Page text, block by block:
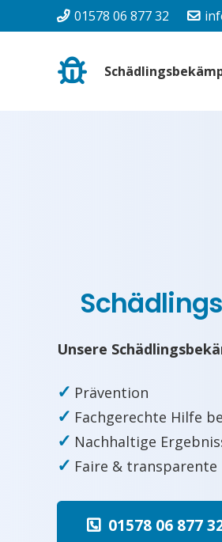
01578 06 877 32
Unsere
✓ Prävention
✓ Fachgerechte Hilfe
✓ Nachhaltige
✓ Faire & transparente
01578 06 877